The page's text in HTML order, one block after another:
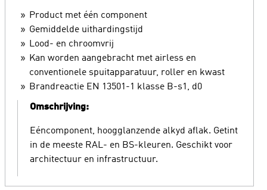
Product met één component
Gemiddelde uithardingstijd
Lood- en chroomvrij
Kan worden aangebracht met airless en
conventionele spuitapparatuur, roller en kwast
Brandreactie EN 13501-1 klasse B-s1, d0
Omschrijving:
Eéncomponent, hoogglanzende alkyd aflak. Getint
in de meeste RAL- en BS-kleuren. Geschikt voor
architectuur en infrastructuur.